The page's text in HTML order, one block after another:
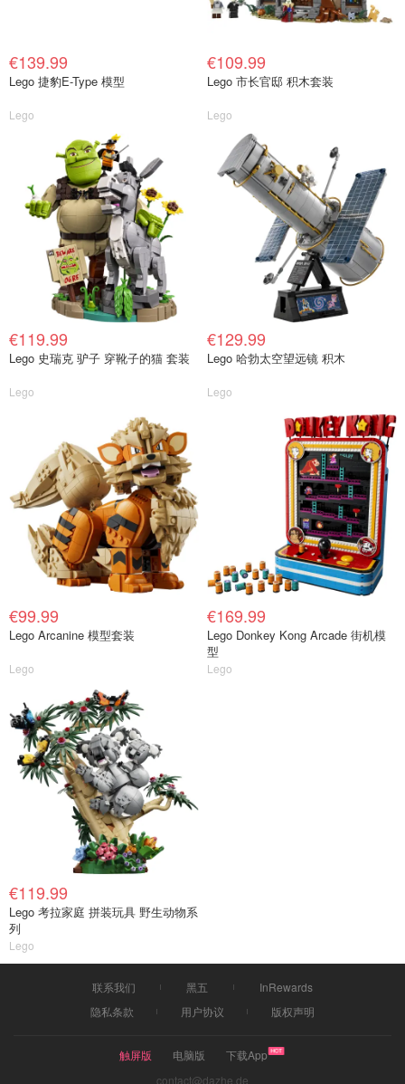
€139.99
Lego 捷豹E-Type 模型
Lego
€109.99
Lego 市长官邸 积木套装
Lego
€119.99
Lego 史瑞克 驴子 穿靴子的猫 套装
Lego
€129.99
Lego 哈勃太空望远镜 积木
Lego
€99.99
Lego Arcanine 模型套装
Lego
€169.99
Lego Donkey Kong Arcade 街机模
型
Lego
€119.99
Lego 考拉家庭 拼装玩具 野生动物系
列
Lego
联系我们 黑五
InRewards
隐私条款
用户协议 版权声明
触屏版 电脑版
下载App
contact@dazhe.de